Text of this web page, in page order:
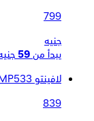
799
جنيه
يبدأ من 59
لافينتو MP533 كابل من Type-C الي لايتينج طوله 1 متر - أسود
839